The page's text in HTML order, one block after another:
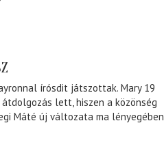
írósdit játszottak. Mary 19
lett, hiszen a közönség
Máté új változata ma lényegében